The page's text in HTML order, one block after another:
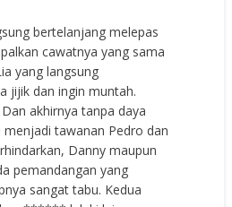
bertelanjang melepas
cawatnya yang sama
yang langsung
jijik dan ingin muntah.
akhirnya tanpa daya
tawanan Pedro dan
Danny maupun
pemandangan yang
sangat tabu. Kedua